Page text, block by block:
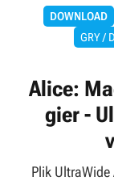
DOWNLOAD
GRY /
Alice:
gier -
Plik